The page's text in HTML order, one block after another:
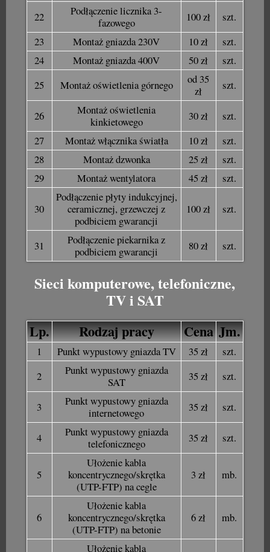
22
Podłączenie licznika 3-
fazowego
100 zł
szt.
23
Montaż gniazda 230V 10 zł
szt.
24
Montaż gniazda 400V 50 zł
szt.
25
Montaż oświetlenia górnego
od 35
zł
szt.
26
Montaż oświetlenia
kinkietowego
30 zł
szt.
27
Montaż włącznika światła 10 zł
szt.
28
Montaż dzwonka 25 zł
szt.
29
Montaż wentylatora 45 zł szt.
30
Podłączenie płyty indukcyjnej,
ceramicznej, grzewczej z
podbiciem gwarancji
100 zł szt.
31
Podłączenie piekarnika z
podbiciem gwarancji
80 zł szt.
Sieci komputerowe, telefoniczne,
TV i SAT
Lp. Rodzaj pracy Cena Jm.
1 Punkt wypustowy gniazda TV 35 zł
szt.
2
Punkt wypustowy gniazda
SAT
35 zł szt.
3
Punkt wypustowy gniazda
internetowego
35 zł szt.
4
Punkt wypustowy gniazda
telefonicznego
35 zł szt.
5
Ułożenie kabla
koncentrycznego/skrętka
(UTP-FTP) na cegle
3 zł mb.
6
Ułożenie kabla
koncentrycznego/skrętka
(UTP-FTP) na betonie
6 zł mb.
Ułożenie kabla